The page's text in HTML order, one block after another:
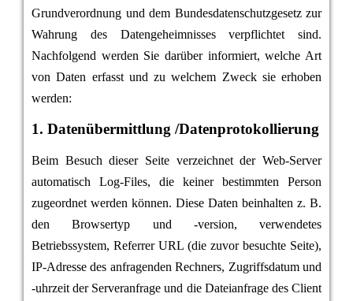
Grundverordnung und dem Bundesdatenschutzgesetz zur
Wahrung des Datengeheimnisses verpflichtet sind.
Nachfolgend werden Sie darüber informiert, welche Art
von Daten erfasst und zu welchem Zweck sie erhoben
werden:
1. Datenübermittlung /Datenprotokollierung
Beim Besuch dieser Seite verzeichnet der Web-Server
automatisch Log-Files, die keiner bestimmten Person
zugeordnet werden können. Diese Daten beinhalten z. B.
den Browsertyp und -version, verwendetes
Betriebssystem, Referrer URL (die zuvor besuchte Seite),
IP-Adresse des anfragenden Rechners, Zugriffsdatum und
-uhrzeit der Serveranfrage und die Dateianfrage des Client